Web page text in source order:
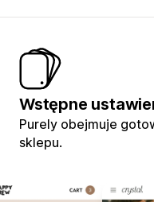
Wstępne
Purely obejmuje
sklepu.